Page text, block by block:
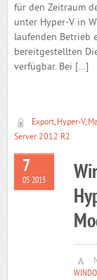
für den Zeitraum
unter Hyper-V in
laufenden Betrieb
bereitgestellten
verfügbar. Bei […]
Export, Hyper-V,
Server 2012 R2
7
05 2015